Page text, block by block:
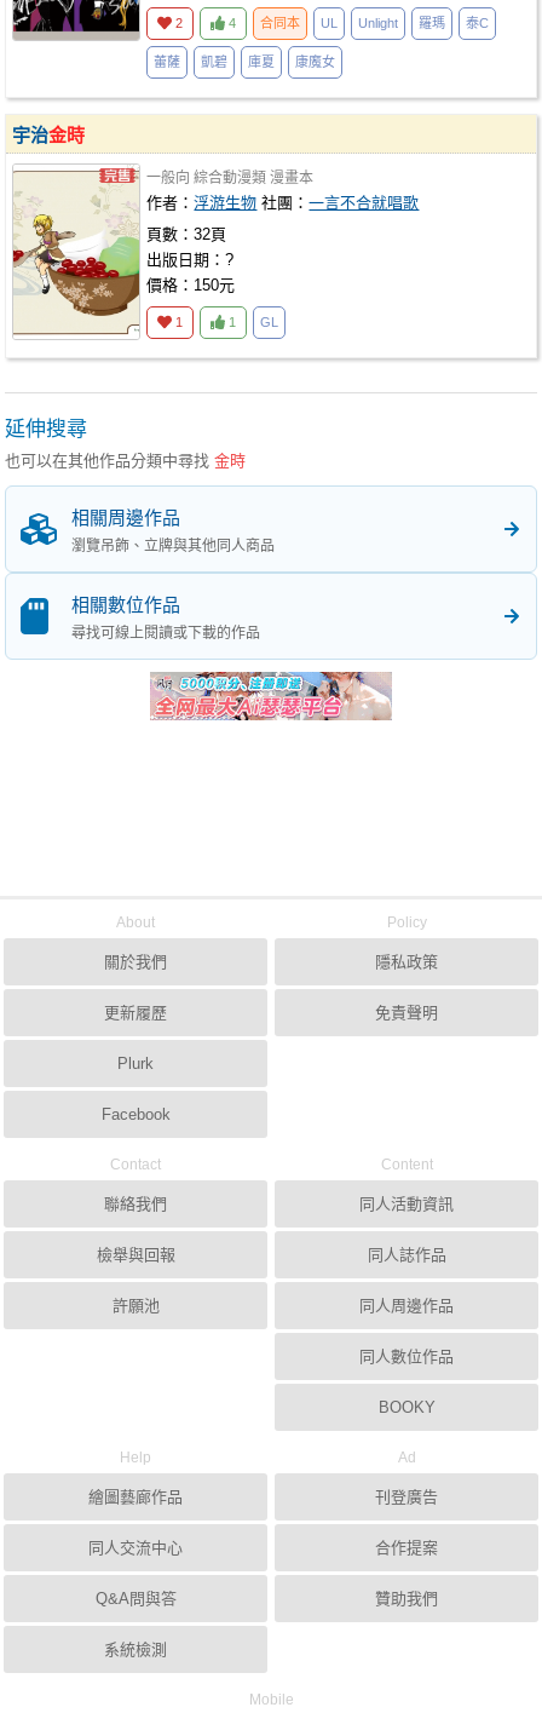
2 4 合同本 UL Unlight 羅瑪 泰C
蕾薩 凱碧 庫夏 康魔女
宇治金時
一般向 綜合動漫類 漫畫本
作者：浮游生物 社團：一言不合就唱歌
頁數：32頁
出版日期：?
價格：150元
1 1 GL
延伸搜尋
也可以在其他作品分類中尋找金時
相關周邊作品
瀏覽吊飾、立牌與其他同人商品
相關數位作品
尋找可線上閱讀或下載的作品
About
關於我們
更新履歷
Plurk
Facebook
Policy
隱私政策
免責聲明
Contact
聯絡我們
檢舉與回報
許願池
Content
同人活動資訊
同人誌作品
同人周邊作品
同人數位作品
BOOKY
Help
繪圖藝廊作品
同人交流中心
Q&A問與答
系統檢測
Ad
刊登廣告
合作提案
贊助我們
Mobile